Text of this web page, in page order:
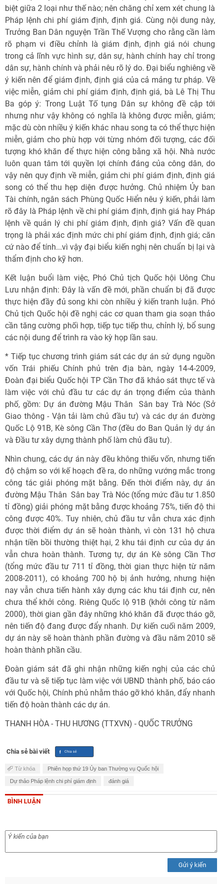
biệt giữa 2 loại như thế nào; nên chăng chỉ xem xét chung là
Pháp lệnh chi phí giám định, định giá. Cùng nội dung này,
Trưởng Ban Dân nguyện Trần Thế Vượng cho rằng cần làm
rõ phạm vi điều chỉnh là giám định, định giá nói chung
trong cả lĩnh vực hình sự, dân sự, hành chính hay chỉ trong
dân sự, hành chính và phải nêu rõ lý do. Đại biểu nghiêng về
ý kiến nên để giám định, định giá của cả mảng tư pháp. Về
việc miễn, giảm chi phí giám định, định giá, bà Lê Thị Thu
Ba góp ý: Trong Luật Tố tụng Dân sự không đề cập tới
nhưng như vậy không có nghĩa là không được miễn, giảm;
mặc dù còn nhiều ý kiến khác nhau song ta có thể thực hiện
miễn, giảm cho phù hợp với từng nhóm đối tượng, các đối
tượng khó khăn để thực hiện công bằng xã hội. Nhà nước
luôn quan tâm tới quyền lợi chính đáng của công dân, do
vậy nên quy định về miễn, giảm chi phí giám định, định giá
song có thể thu hẹp diện được hưởng. Chủ nhiệm Ủy ban
Tài chính, ngân sách Phùng Quốc Hiển nêu ý kiến, phải làm
rõ đây là Pháp lệnh về chi phí giám định, định giá hay Pháp
lệnh về quản lý chi phí giám định, định giá? Vấn đề quan
trọng là phải xác định mức chi phí giám định, định giá; căn
cứ nào để tính...vì vậy đại biểu kiến nghị nên chuẩn bị lại và
thẩm định cho kỹ hơn.
Kết luận buổi làm việc, Phó Chủ tịch Quốc hội Uông Chu
Lưu nhận định: Đây là vấn đề mới, phần chuẩn bị đã được
thực hiện đầy đủ song khi còn nhiều ý kiến tranh luận. Phó
Chủ tịch Quốc hội đề nghị các cơ quan tham gia soạn thảo
cần tăng cường phối hợp, tiếp tục tiếp thu, chỉnh lý, bổ sung
các nội dung để trình ra vào kỳ họp lần sau.
* Tiếp tục chương trình giám sát các dự án sử dụng nguồn
vốn Trái phiếu Chính phủ trên địa bàn, ngày 14-4-2009,
Đoàn đại biểu Quốc hội TP Cần Thơ đã khảo sát thực tế và
làm việc với chủ đầu tư các dự án trọng điểm của thành
phố, gồm: Dự án đường Mậu Thân  Sân bay Trà Nóc (Sở
Giao thông - Vận tải làm chủ đầu tư) và các dự án đường
Quốc Lộ 91B, Kè sông Cần Thơ (đều do Ban Quản lý dự án
và Đầu tư xây dựng thành phố làm chủ đầu tư).
Nhìn chung, các dự án này đều không thiếu vốn, nhưng tiến
độ chậm so với kế hoạch đề ra, do những vướng mắc trong
công tác giải phóng mặt bằng. Đến thời điểm này, dự án
đường Mậu Thân  Sân bay Trà Nóc (tổng mức đầu tư 1.850
tỉ đồng) giải phóng mặt bằng được khoảng 75%, tiến độ thi
công được 40%. Tuy nhiên, chủ đầu tư vẫn chưa xác định
được thời điểm dự án sẽ hoàn thành, vì còn 131 hộ chưa
nhận tiền bồi thường thiệt hại, 2 khu tái định cư của dự án
vẫn chưa hoàn thành. Tương tự, dự án Kè sông Cần Thơ
(tổng mức đầu tư 711 tỉ đồng, thời gian thực hiện từ năm
2008-2011), có khoảng 700 hộ bị ảnh hưởng, nhưng hiện
nay vẫn chưa tiến hành xây dựng các khu tái định cư, nên
chưa thể khởi công. Riêng Quốc lộ 91B (khởi công từ năm
2000), thời gian gần đây những khó khăn đã được tháo gỡ,
nên tiến độ đang được đẩy nhanh. Dự kiến cuối năm 2009,
dự án này sẽ hoàn thành phần đường và đầu năm 2010 sẽ
hoàn thành phần cầu.
Đoàn giám sát đã ghi nhận những kiến nghị của các chủ
đầu tư và sẽ tiếp tục làm việc với UBND thành phố, báo cáo
với Quốc hội, Chính phủ nhằm tháo gỡ khó khăn, đẩy nhanh
tiến độ hoàn thành các dự án.
THANH HÒA - THU HƯƠNG (TTXVN) - QUỐC TRƯỞNG
Chia sẻ bài viết
Từ khóa Phiên họp thứ 19 Ủy ban Thường vụ Quốc hội
Dự thảo Pháp lệnh chi phí giám định đánh giá
BÌNH LUẬN
Gửi ý kiến